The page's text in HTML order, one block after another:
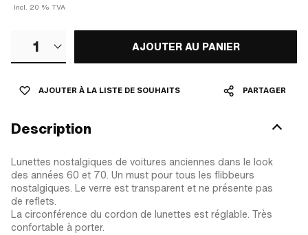
Incl. 20 % TVA
1 AJOUTER AU PANIER
AJOUTER À LA LISTE DE SOUHAITS PARTAGER
Description
Lunettes nostalgiques de voitures anciennes dans le look
des années 60 et 70. Un must pour tous les flibbeurs
nostalgiques. Le verre est transparent et ne présente pas
de reflets.
La circonférence du cordon de lunettes est réglable. Très
confortable à porter.